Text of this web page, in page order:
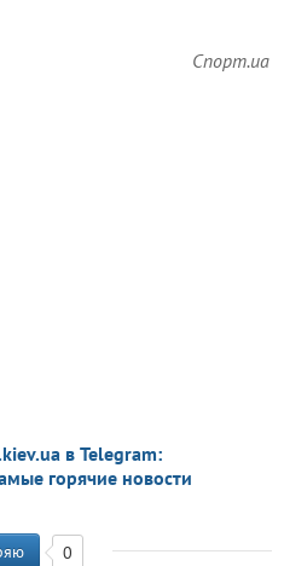
Спорт.ua
в Telegram:
горячие новости
0